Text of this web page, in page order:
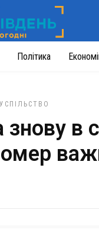
Політика
знову в